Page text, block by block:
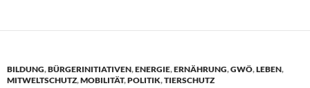
BILDUNG,BÜRGERINITIATIVEN,ENERGIE,ERNÄHRUNG,GWÖ,LEBEN,
MITWELTSCHUTZ,MOBILITÄT,POLITIK,TIERSCHUTZ